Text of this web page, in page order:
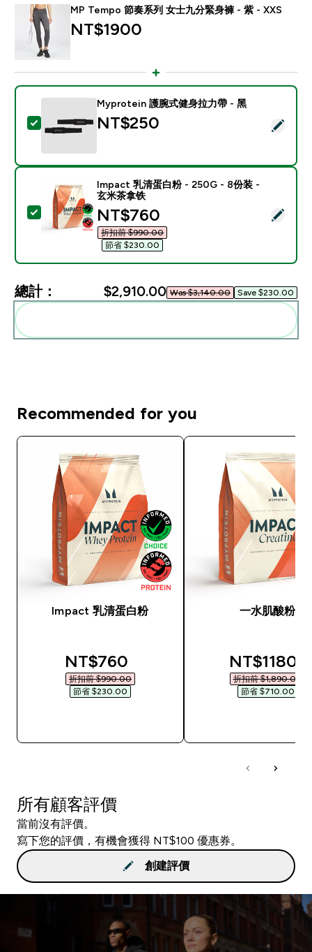
MP Tempo 節奏系列 女士九分緊身褲 - 紫 - XXS
NT$1900‎
選取此商品 - Myprotein 護腕式健身拉力帶 - 黑
Myprotein 護腕式健身拉力帶 - 黑
NT$250‎
選取此商品 - Impact 乳清蛋白粉 - 250G - 8份装 - 玄
Impact 乳清蛋白粉 - 250G - 8份装 -
玄米茶拿铁
discounted price
NT$760‎
折扣前 $990.00‎
節省 $230.00‎
總計： $2,910.00‎ Was $3,140.00‎ Save $230.00‎
Recommended for you
Impact 乳清蛋白粉
discounted price
NT$760‎
折扣前 $990.00‎
節省 $230.00‎
一水肌酸粉
NT$1180‎
折扣前 $1,890.00‎
節省 $710.00‎
所有顧客評價
當前沒有評價。
寫下您的評價，有機會獲得 NT$100 優惠券。
創建評價